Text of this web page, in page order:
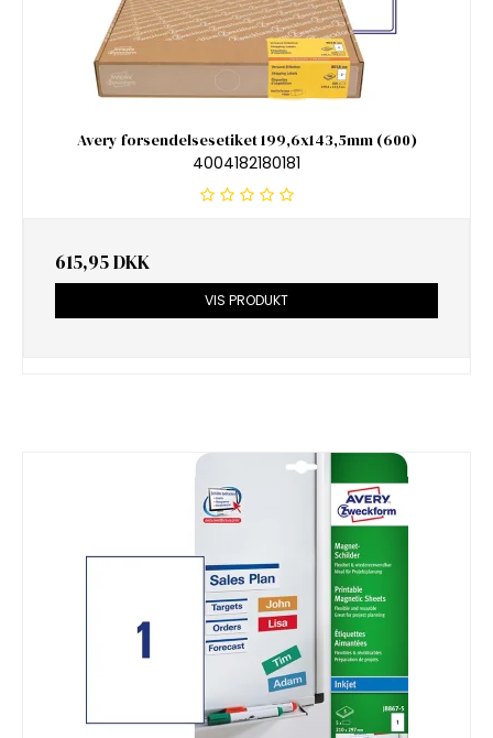
Avery forsendelsesetiket 199,6x143,5mm (600)
4004182180181
615,95 DKK
VIS PRODUKT